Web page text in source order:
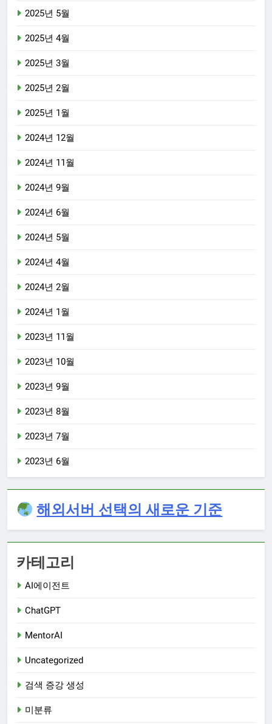
2025년 5월
2025년 4월
2025년 3월
2025년 2월
2025년 1월
2024년 12월
2024년 11월
2024년 9월
2024년 6월
2024년 5월
2024년 4월
2024년 2월
2024년 1월
2023년 11월
2023년 10월
2023년 9월
2023년 8월
2023년 7월
2023년 6월
해외서버 선택의 새로운 기준
카테고리
AI에이전트
ChatGPT
MentorAI
Uncategorized
검색 증강 생성
미분류